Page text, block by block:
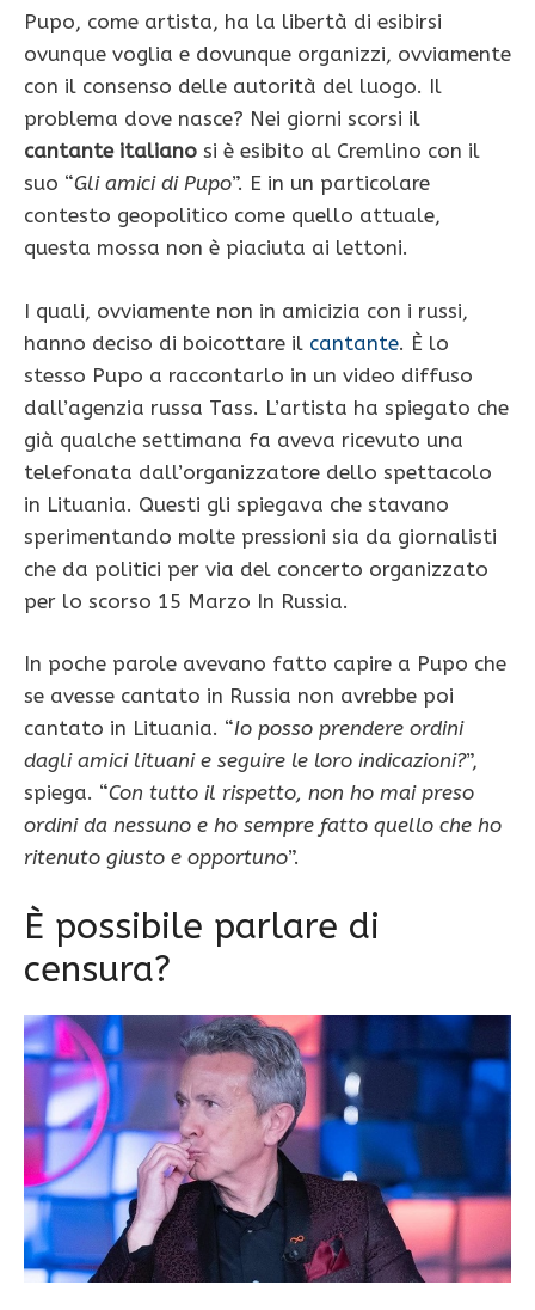
Pupo, come artista, ha la libertà di esibirsi
ovunque voglia e dovunque organizzi, ovviamente
con il consenso delle autorità del luogo. Il
problema dove nasce? Nei giorni scorsi il
cantante italiano si è esibito al Cremlino con il
suo “Gli amici di Pupo”. E in un particolare
contesto geopolitico come quello attuale,
questa mossa non è piaciuta ai lettoni.
I quali, ovviamente non in amicizia con i russi,
hanno deciso di boicottare il cantante. È lo
stesso Pupo a raccontarlo in un video diffuso
dall’agenzia russa Tass. L’artista ha spiegato che
già qualche settimana fa aveva ricevuto una
telefonata dall’organizzatore dello spettacolo
in Lituania. Questi gli spiegava che stavano
sperimentando molte pressioni sia da giornalisti
che da politici per via del concerto organizzato
per lo scorso 15 Marzo In Russia.
In poche parole avevano fatto capire a Pupo che
se avesse cantato in Russia non avrebbe poi
cantato in Lituania. “Io posso prendere ordini
dagli amici lituani e seguire le loro indicazioni?”,
spiega. “Con tutto il rispetto, non ho mai preso
ordini da nessuno e ho sempre fatto quello che ho
ritenuto giusto e opportuno”.
È possibile parlare di
censura?